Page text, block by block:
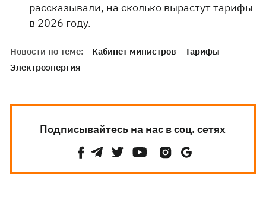
рассказывали, на сколько вырастут тарифы
в 2026 году.
Новости по теме: Кабинет министров
Тарифы
Электроэнергия
Подписывайтесь на нас в соц. сетях